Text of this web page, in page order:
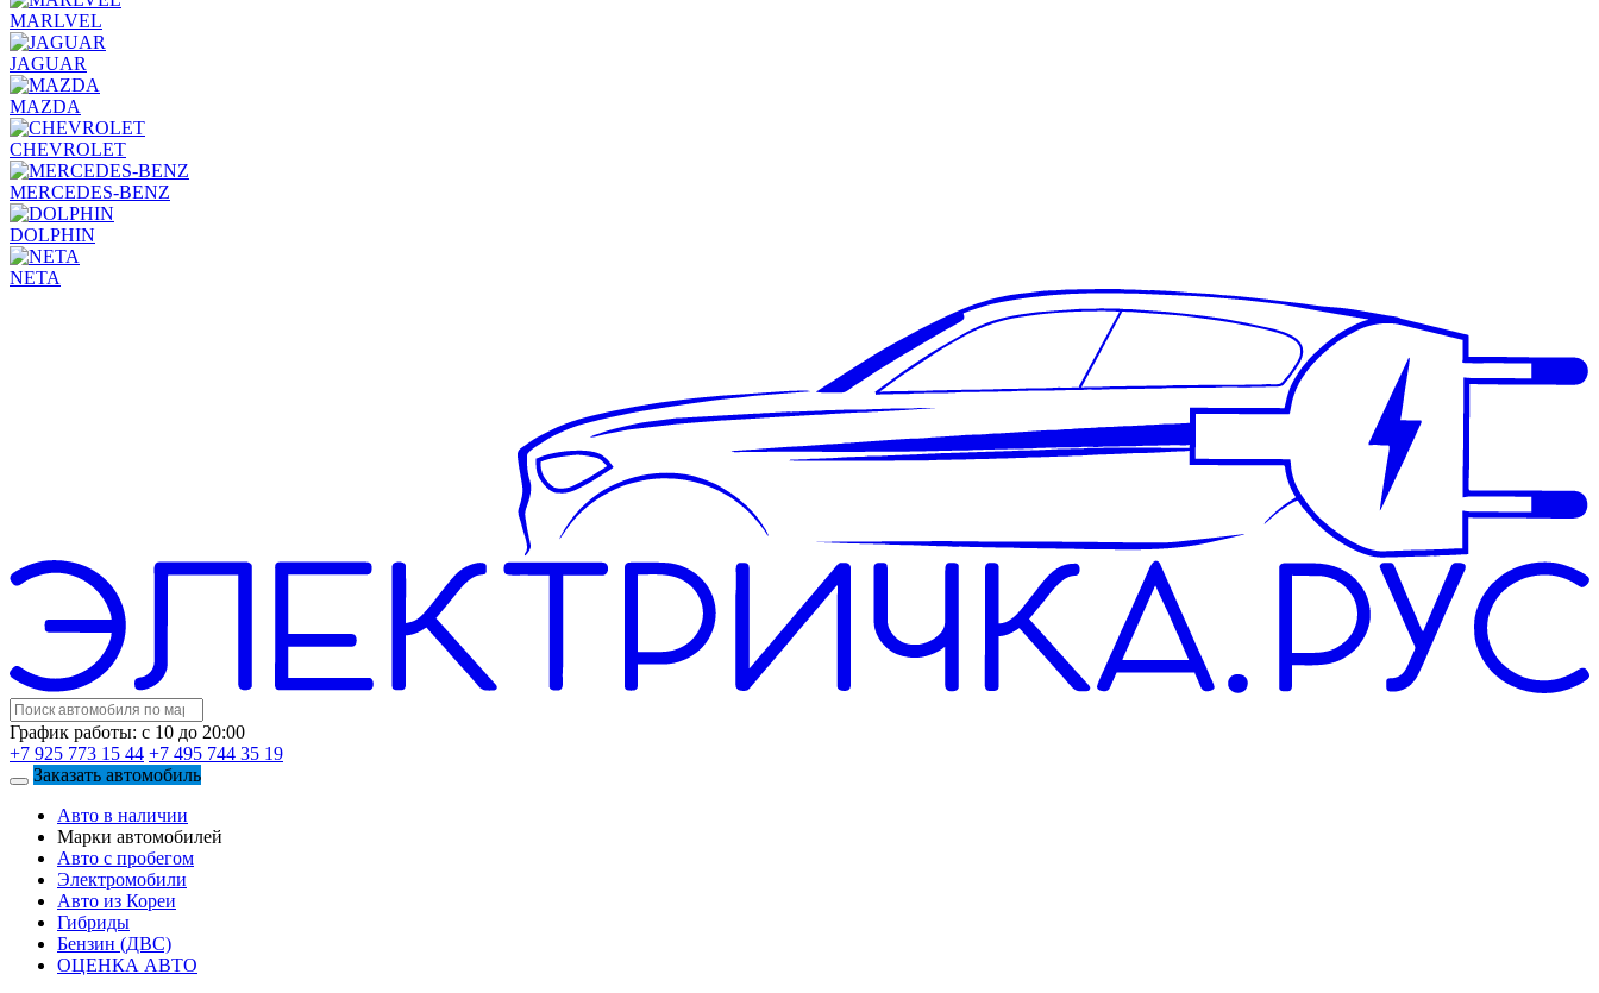
MARLVEL
JAGUAR
MAZDA
CHEVROLET
MERCEDES-BENZ
DOLPHIN
NETA
График работы: с 10 до 20:00
+7 925 773 15 44 +7 495 744 35 19
Заказать автомобиль
Авто в наличии
Марки автомобилей
Авто с пробегом
Электромобили
Авто из Кореи
Гибриды
Бензин (ДВС)
ОЦЕНКА АВТО